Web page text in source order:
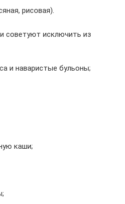
рисовая).
советуют исключить из
и наваристые бульоны;
каши;